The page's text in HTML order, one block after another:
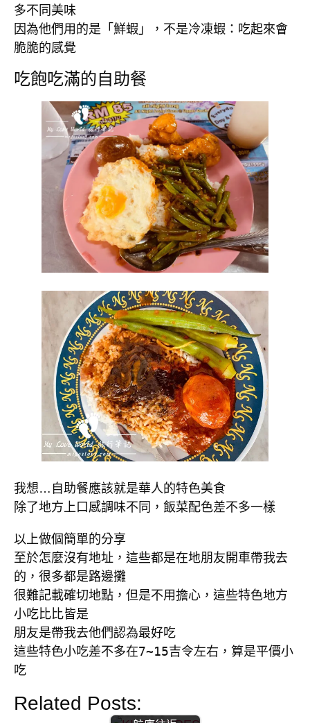
多不同美味
因為他們用的是「鮮蝦」，不是冷凍蝦：吃起來會
脆脆的感覺
吃飽吃滿的自助餐
我想…自助餐應該就是華人的特色美食
除了地方上口感調味不同，飯菜配色差不多一樣
以上做個簡單的分享
至於怎麼沒有地址，這些都是在地朋友開車帶我去
的，很多都是路邊攤
很難記載確切地點，但是不用擔心，這些特色地方
小吃比比皆是
朋友是帶我去他們認為最好吃
這些特色小吃差不多在7~15吉令左右，算是平價小
吃
Related Posts:轉機教學 | T1~T2